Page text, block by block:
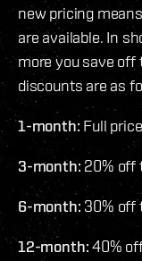
new pricing
are available. In
more you save off
discounts are as
1-month: Full price
3-month: 20% off
6-month: 30% off
12-month:40%